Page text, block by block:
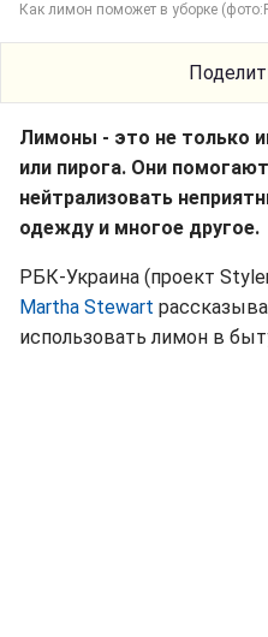
Как лимон поможет в уборке
Лимоны - это не только
или пирога. Они
нейтрализовать
одежду и многое другое.
РБК-Украина (проект
Martha Stewart
использовать лимон в